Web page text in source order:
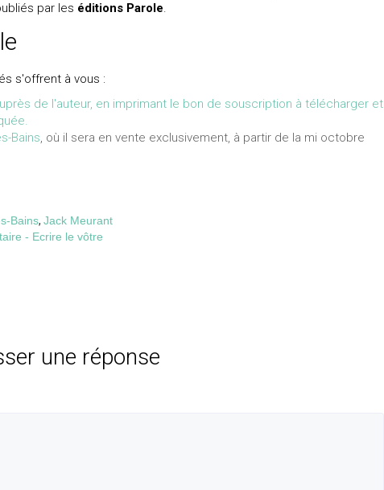
par les éditions Parole.
s'offrent à vous :
de l'auteur, en imprimant le bon de souscription à télécharger et
Bains, où il sera en vente exclusivement, à partir de la mi octobre
Bains, Jack Meurant
- Ecrire le vôtre
une réponse